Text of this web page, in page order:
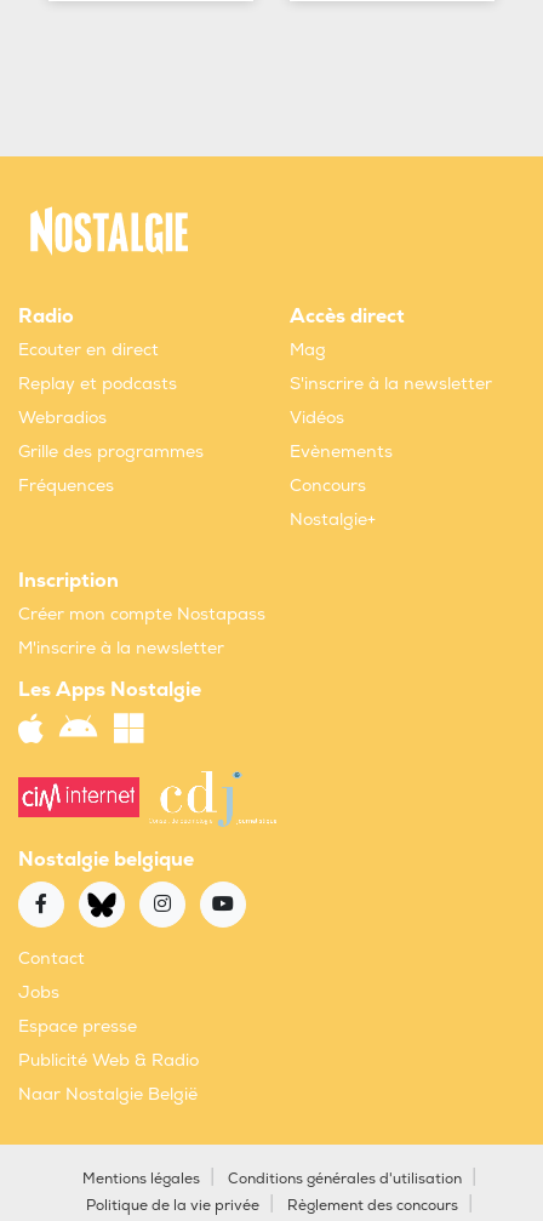
Radio
Ecouter en direct
Replay et podcasts
Webradios
Grille des programmes
Fréquences
Accès direct
Mag
S'inscrire à la newsletter
Vidéos
Evènements
Concours
Nostalgie+
Inscription
Créer mon compte Nostapass
M'inscrire à la newsletter
Les Apps Nostalgie
Nostalgie belgique
Contact
Jobs
Espace presse
Publicité Web & Radio
Naar Nostalgie België
Mentions légales
Conditions générales d'utilisation
Politique de la vie privée
Règlement des concours